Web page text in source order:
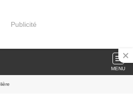
Publicité
MENU